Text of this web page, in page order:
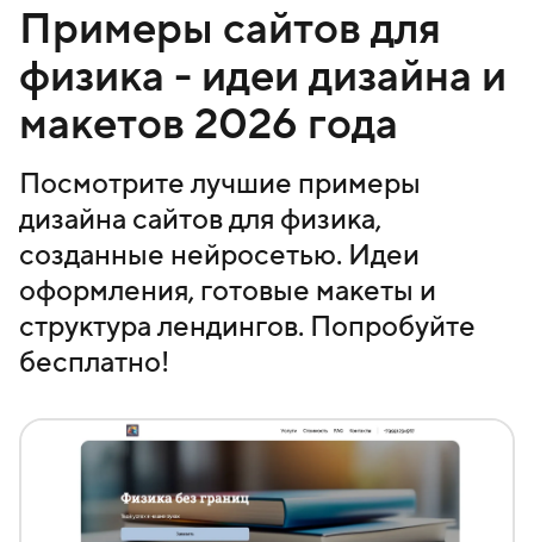
Примеры сайтов для
физика - идеи дизайна и
макетов 2026 года
Посмотрите лучшие примеры
дизайна сайтов для физика,
созданные нейросетью. Идеи
оформления, готовые макеты и
структура лендингов. Попробуйте
бесплатно!